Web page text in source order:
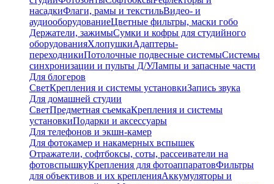
насадкиФлаги, рамы и текстильВидео- и
аудиооборудованиеЦветные фильтры, маски гобо
Держатели, зажимыСумки и кофры для студийного
оборудованияХлопушкиАдаптеры-
переходникиПотолочные подвесные системыСистемы
синхронизации и пульты Д/УЛампы и запасные части
Для блогеров
СветКрепления и системы установкиЗапись звука
Для домашней студии
СветПредметная съемкаКрепления и системы
установкиПодарки и аксессуары
Для телефонов и экшн-камер
Для фотокамер и накамерных вспышек
Отражатели, софтбоксы, соты, рассеиватели на
фотовспышкуКрепления для фотоаппаратовФильтры
для объективов и их крепленияАккумуляторы и